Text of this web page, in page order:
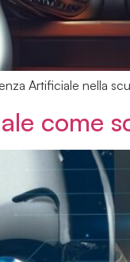
Artificiale nella
come